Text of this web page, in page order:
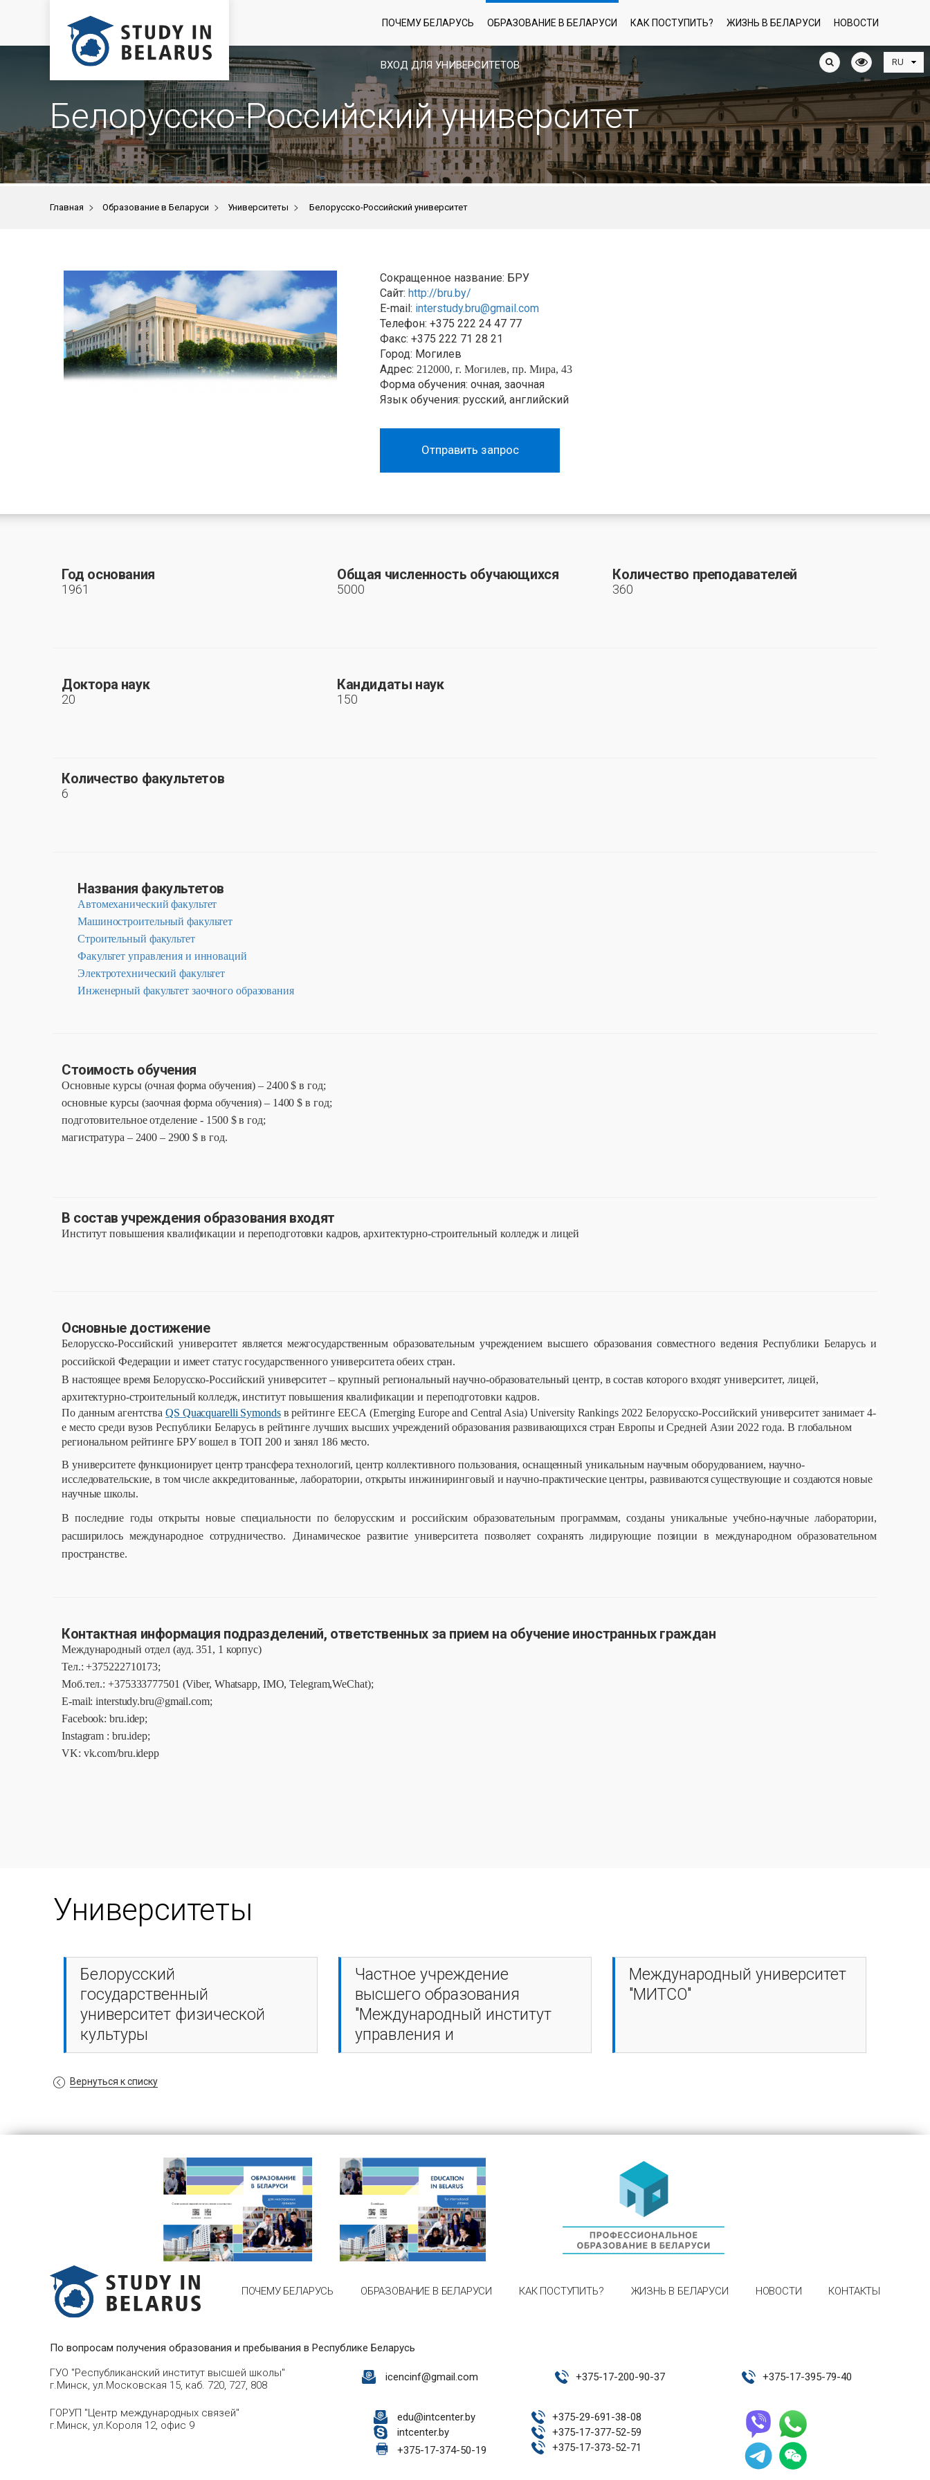
ВХОД ДЛЯ УНИВЕРСИТЕТОВ
ПОЧЕМУ БЕЛАРУСЬ ОБРАЗОВАНИЕ В БЕЛАРУСИ КАК ПОСТУПИТЬ? ЖИЗНЬ В БЕЛАРУСИ НОВОСТИ
Белорусско-Российский университет
Главная > Образование в Беларуси > Университеты > Белорусско-Российский университет
Сокращенное название: БРУ
Сайт: http://bru.by/
E-mail: interstudy.bru@gmail.com
Телефон: +375 222 24 47 77
Факс: +375 222 71 28 21
Город: Могилев
Адрес: 212000, г. Могилев, пр. Мира, 43
Форма обучения: очная, заочная
Язык обучения: русский, английский
Отправить запрос
Год основания
1961
Общая численность обучающихся
5000
Количество преподавателей
360
Доктора наук
20
Кандидаты наук
150
Количество факультетов
6
Названия факультетов
Автомеханический факультет
Машиностроительный факультет
Строительный факультет
Факультет управления и инноваций
Электротехнический факультет
Инженерный факультет заочного образования
Стоимость обучения
Основные курсы (очная форма обучения) – 2400 $ в год;
основные курсы (заочная форма обучения) – 1400 $ в год;
подготовительное отделение - 1500 $ в год;
магистратура – 2400 – 2900 $ в год.
В состав учреждения образования входят
Институт повышения квалификации и переподготовки кадров, архитектурно-строительный колледж и лицей
Основные достижение
Белорусско-Российский университет является межгосударственным образовательным учреждением высшего образования совместного ведения Республики Беларусь и
российской Федерации и имеет статус государственного университета обеих стран.
В настоящее время Белорусско-Российский университет – крупный региональный научно-образовательный центр, в состав которого входят университет, лицей,
архитектурно-строительный колледж, институт повышения квалификации и переподготовки кадров.
По данным агентства QS Quacquarelli Symonds в рейтинге EECA (Emerging Europe and Central Asia) University Rankings2022 Белорусско-Российский университет занимает 4-
е место среди вузов Республики Беларусь в рейтинге лучших высших учреждений образования развивающихся стран Европы и Средней Азии 2022 года. В глобальном
региональном рейтинге БРУ вошел в ТОП 200 и занял 186 место.
В университете функционирует центр трансфера технологий, центр коллективного пользования, оснащенный уникальным научным оборудованием, научно-
исследовательские, в том числе аккредитованные, лаборатории, открыты инжиниринговый и научно-практические центры, развиваются существующие и создаются новые
научные школы.
В последние годы открыты новые специальности по белорусским и российским образовательным программам, созданы уникальные учебно-научные лаборатории,
расширилось международное сотрудничество.
Динамическое развитие университета позволяет сохранять лидирующие позиции в международном образовательном
пространстве.
Контактная информация подразделений, ответственных за прием на обучение иностранных граждан
Международный отдел (ауд. 351, 1 корпус)
Тел.: +375222710173;
Моб.тел.: +375333777501 (Viber, Whatsapp, IMO, Telegram,WeChat);
E-mail: interstudy.bru@gmail.com;
Facebook: bru.idep;
Instagram : bru.idep;
VK: vk.com/bru.idepp
Университеты
Белорусский
государственный
университет физической
культуры
Частное учреждение
высшего образования
"Международный институт
управления и
предпринимательства"
Международный университет
"МИТСО"
Вернуться к списку
ПОЧЕМУ БЕЛАРУСЬ ОБРАЗОВАНИЕ В БЕЛАРУСИ КАК ПОСТУПИТЬ? ЖИЗНЬ В БЕЛАРУСИ НОВОСТИ КОНТАКТЫ
По вопросам получения образования и пребывания в Республике Беларусь
ГУО "Республиканский институт высшей школы"
г.Минск, ул.Московская 15, каб. 720, 727, 808
icencinf@gmail.com +375-17-200-90-37 +375-17-395-79-40
ГОРУП "Центр международных связей"
г.Минск, ул.Короля 12, офис 9
edu@intcenter.by
intcenter.by
+375-17-374-50-19
+375-29-691-38-08
+375-17-377-52-59
+375-17-373-52-71